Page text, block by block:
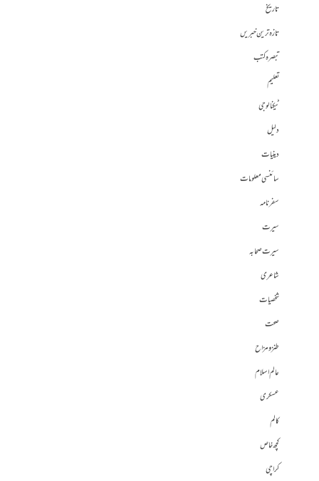
تاریخ
تازہ ترین خبریں
تبصرہ کتب
تعلیم
ٹیکنالوجی
دلیل
دینیات
سائنسی معلومات
سفرنامہ
سیرت
سیرت صحابہ
شاعری
شخصیات
صحت
طنز و مزاح
عالم اسلام
عسکری
کالم
کچھ خاص
کراچی